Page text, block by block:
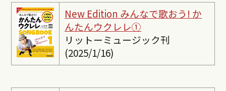
New Edition みんなで歌おう! か
んたんウクレレ①
リットーミュージック刊
(2025/1/16)